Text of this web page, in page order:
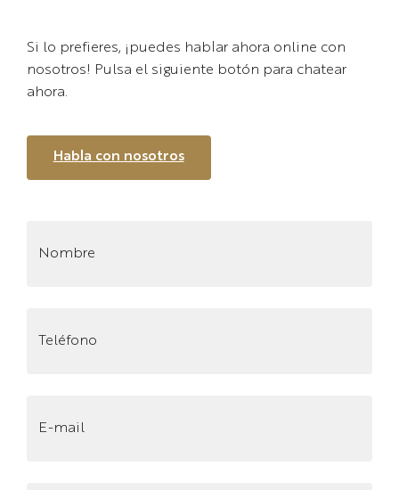
Si lo prefieres, ¡puedes hablar ahora online con
nosotros! Pulsa el siguiente botón para chatear
ahora.
Habla con nosotros